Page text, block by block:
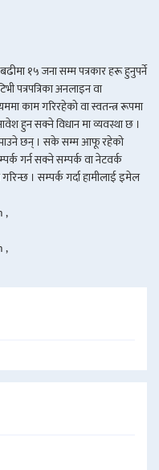
१५ जना सम्म पत्रकार हरू हुनुपर्ने
पत्रपत्रिका अनलाइन वा
काम गरिरहेको वा स्वतन्त्र रूपमा
हुन सक्ने विधान मा व्यवस्था छ ।
पाउने छन् । सके सम्म आफू रहेको
गर्न सक्ने सम्पर्क वा नेटवर्क
। सम्पर्क गर्दा हामीलाई इमेल
,
,